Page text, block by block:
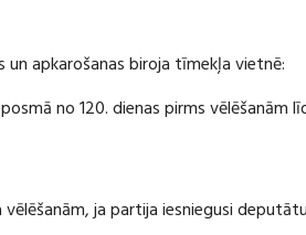
un apkarošanas biroja tīmekļa vietnē:
no 120. dienas pirms vēlēšanām
ja partija iesniegusi